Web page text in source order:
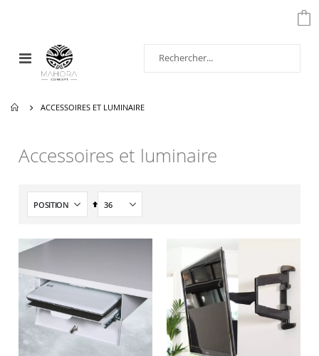
Affichage
navigation
ACCESSOIRES ET LUMINAIRE
Accessoires et luminaire
Par
ordre